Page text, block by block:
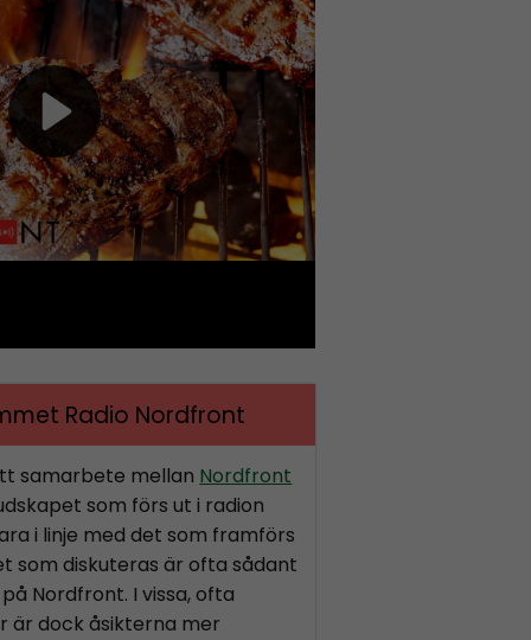
Radio Nordfront
samarbete mellan Nordfront
som förs ut i radion
i linje med det som framförs
som diskuteras är ofta sådant
Nordfront. I vissa, ofta
är dock åsikterna mer